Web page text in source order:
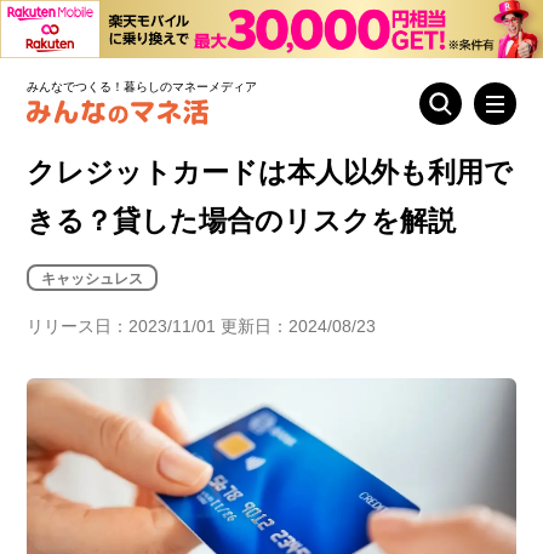
みんなでつくる！暮らしのマネーメディア
クレジットカードは本人以外も利用で
きる？貸した場合のリスクを解説
キャッシュレス
リリース日：2023/11/01 更新日：2024/08/23